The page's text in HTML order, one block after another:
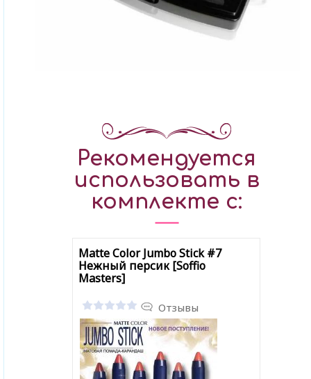
Рекомендуется
использовать в
комплекте с:
Matte Color Jumbo Stick #7
Нежный персик [Soffio
Masters]
Отзывы